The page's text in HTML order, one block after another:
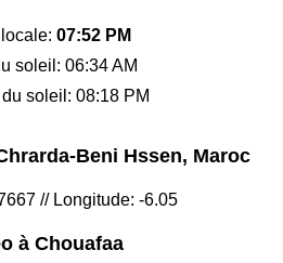
07:52 PM
soleil: 06:34 AM
soleil: 08:18 PM
Beni Hssen, Maroc
// Longitude: -6.05
à Chouafaa